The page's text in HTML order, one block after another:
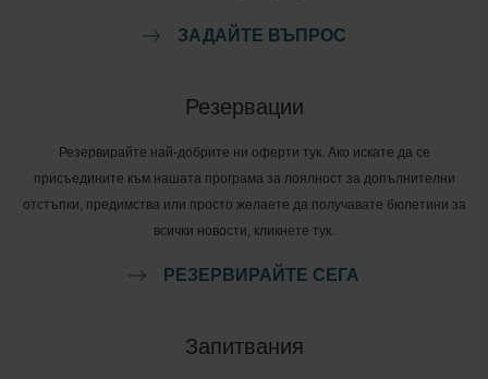
ЗАДАЙТЕ ВЪПРОС
Резервации
Резервирайте най-добрите ни оферти тук. Ако искате да се
присъедините към нашата програма за лоялност за допълнителни
отстъпки, предимства или просто желаете да получавате бюлетини за
всички новости, кликнете тук.
РЕЗЕРВИРАЙТЕ СЕГА
Запитвания